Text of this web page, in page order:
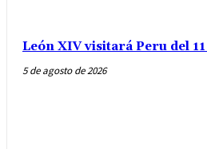
León XIV visitará Peru del
5 de agosto de 2026